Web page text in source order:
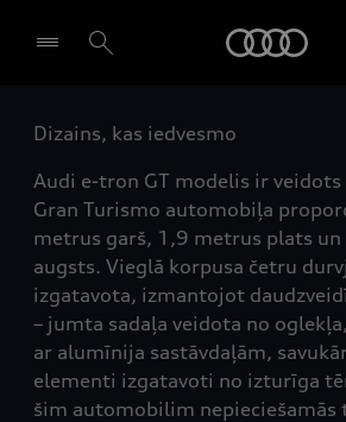
Izvēlēties dīleri
Dizains, kas iedvesmo
Audi e-tron GT modelis ir veidots
Gran Turismo automobiļa
metrus garš, 1,9 metrus plats
augsts. Vieglā korpusa četru
izgatavota, izmantojot
– jumta sadaļa veidota no
ar alumīnija sastāvdaļām,
elementi izgatavoti no izturīga
šim automobilim nepieciešamās